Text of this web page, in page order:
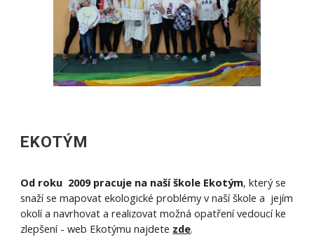
EKOTÝM
Od roku 2009 pracuje na naší škole Ekotým, který se
snaží se mapovat ekologické problémy v naší škole a jejím
okolí a navrhovat a realizovat možná opatření vedoucí ke
zlepšení - web Ekotýmu najdete zde.